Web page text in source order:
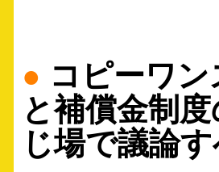
● コピーワ
と補償金制
じ場で議論